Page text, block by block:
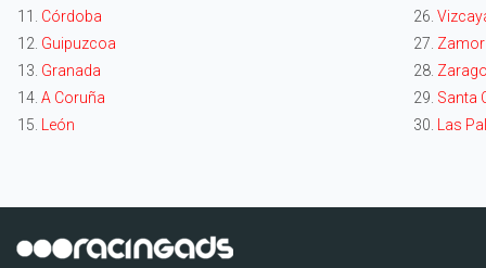
11. Córdoba 26.
12. Guipuzcoa 27.
13. Granada 28.
14. A Coruña 29. Santa
15.
León 30. Las